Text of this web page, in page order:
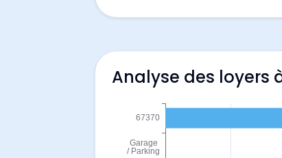
Analyse des loyers